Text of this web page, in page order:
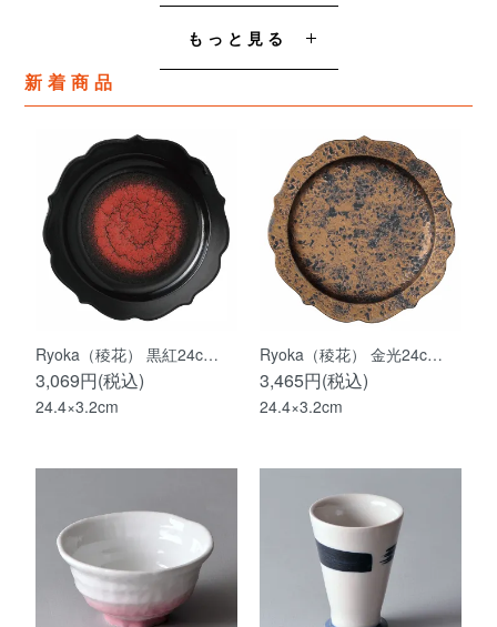
もっと見る
新着商品
Ryoka（稜花） 黒紅24c…
3,069円(税込)
24.4×3.2cm
Ryoka（稜花） 金光24c…
3,465円(税込)
24.4×3.2cm